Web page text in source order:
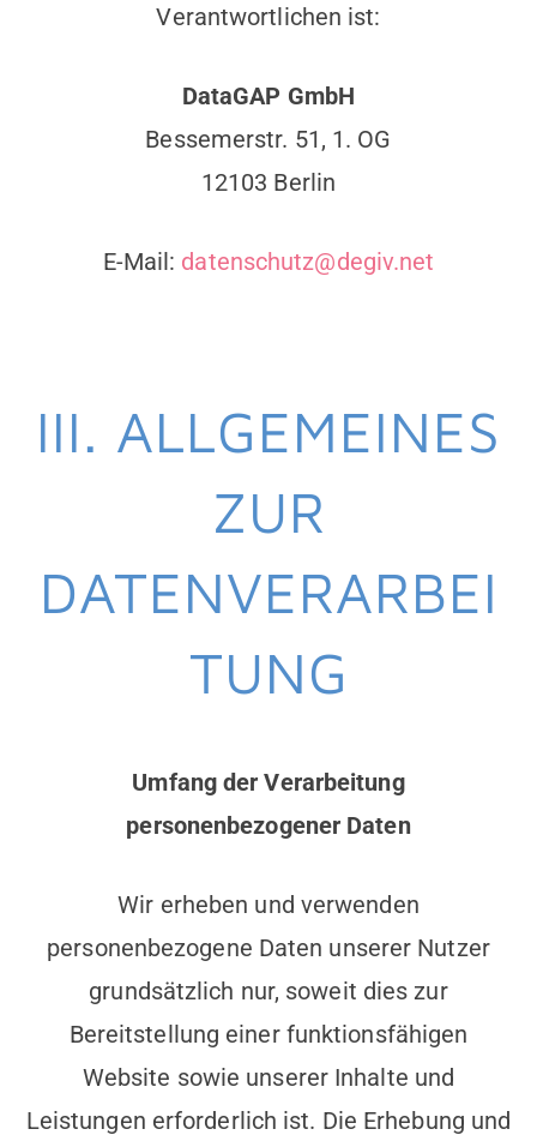
Verantwortlichen ist:
DataGAP GmbH
Bessemerstr. 51, 1. OG
12103 Berlin
E-Mail: datenschutz@degiv.net
III. ALLGEMEINES
ZUR
DATENVERARBEI
TUNG
Umfang der Verarbeitung
personenbezogener Daten
Wir erheben und verwenden
personenbezogene Daten unserer Nutzer
grundsätzlich nur, soweit dies zur
Bereitstellung einer funktionsfähigen
Website sowie unserer Inhalte und
Leistungen erforderlich ist. Die Erhebung und